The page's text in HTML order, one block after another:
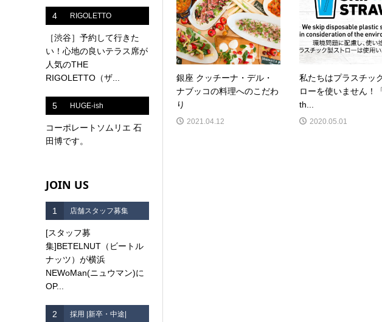
銀座 クッチーナ・デル・
ナブッコの料理へのこだわ
り
2021.04.12
私たちはプラスチッ
ローを使いません！
th...
2020.05.01
4 RIGOLETTO
［渋谷］予約して行きた
い！心地の良いテラス席が
人気のTHE
RIGOLETTO（ザ...
5 HUGE-ish
コーポレートソムリエ 石
田博です。
JOIN US
1 店舗スタッフ募集
[スタッフ募
集]BETELNUT（ビートル
ナッツ）が横浜
NEWoMan(ニュウマン)に
OP...
2 採用 |新卒・中途|